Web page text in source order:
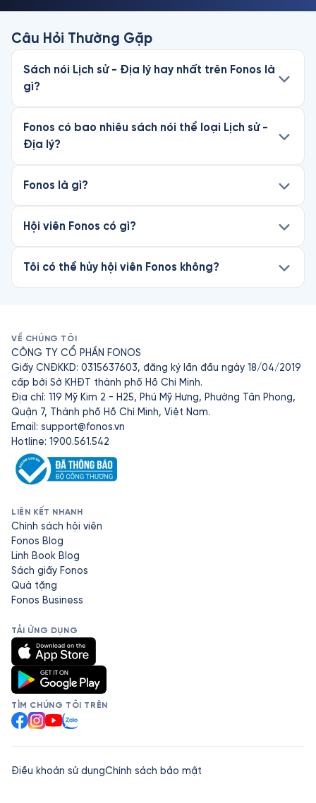
Câu Hỏi Thường Gặp
Sách nói Lịch sử - Địa lý hay nhất trên Fonos là
gì?
Fonos có bao nhiêu sách nói thể loại Lịch sử -
Địa lý?
Fonos là gì?
Hội viên Fonos có gì?
Tôi có thể hủy hội viên Fonos không?
VỀ CHÚNG TÔI
CÔNG TY CỔ PHẦN FONOS
Giấy CNĐKKD: 0315637603, đăng ký lần đầu ngày 18/04/2019
cấp bởi Sở KHĐT thành phố Hồ Chí Minh.
Địa chỉ: 119 Mỹ Kim 2 - H25, Phú Mỹ Hưng, Phường Tân Phong,
Quận 7, Thành phố Hồ Chí Minh, Việt Nam.
Email: support@fonos.vn
Hotline: 1900.561.542
LIÊN KẾT NHANH
Chính sách hội viên
Fonos Blog
Linh Book Blog
Sách giấy Fonos
Quà tặng
Fonos Business
TẢI ỨNG DỤNG
TÌM CHÚNG TÔI TRÊN
Facebook
Instagram
YouTube
Zalo
Điều khoản sử dụngChính sách bảo mật